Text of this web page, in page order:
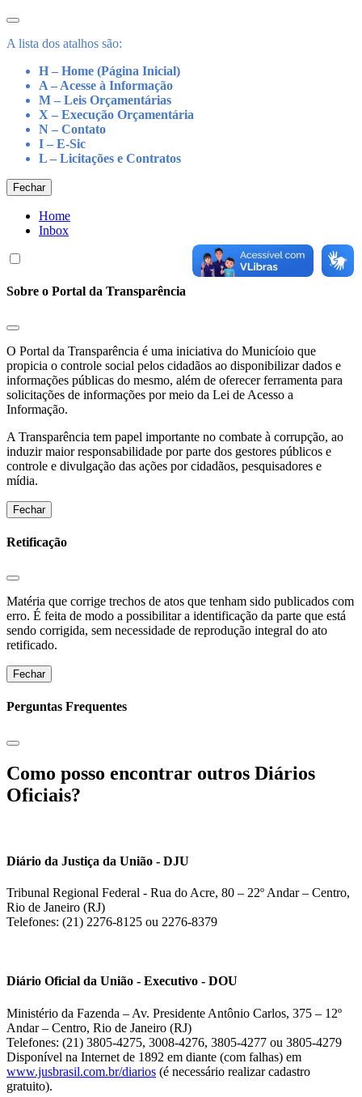
A lista dos atalhos são:
H – Home (Página Inicial)
A – Acesse à Informação
M – Leis Orçamentárias
X – Execução Orçamentária
N – Contato
I – E-Sic
L – Licitações e Contratos
Fechar
Home
Inbox
Sobre o Portal da Transparência
O Portal da Transparência é uma iniciativa do Municíoio que
propicia o controle social pelos cidadãos ao disponibilizar dados e
informações públicas do mesmo, além de oferecer ferramenta para
solicitações de informações por meio da Lei de Acesso a
Informação.
A Transparência tem papel importante no combate à corrupção, ao
induzir maior responsabilidade por parte dos gestores públicos e
controle e divulgação das ações por cidadãos, pesquisadores e
mídia.
Fechar
Retificação
Matéria que corrige trechos de atos que tenham sido publicados com
erro. É feita de modo a possibilitar a identificação da parte que está
sendo corrigida, sem necessidade de reprodução integral do ato
retificado.
Fechar
Perguntas Frequentes
Como posso encontrar outros Diários
Oficiais?
Diário da Justiça da União - DJU
Tribunal Regional Federal - Rua do Acre, 80 – 22º Andar – Centro,
Rio de Janeiro (RJ)
Telefones: (21) 2276-8125 ou 2276-8379
Diário Oficial da União - Executivo - DOU
Ministério da Fazenda – Av. Presidente Antônio Carlos, 375 – 12º
Andar – Centro, Rio de Janeiro (RJ)
Telefones: (21) 3805-4275, 3008-4276, 3805-4277 ou 3805-4279
Disponível na Internet de 1892 em diante (com falhas) em
www.jusbrasil.com.br/diarios (é necessário realizar cadastro
gratuito).